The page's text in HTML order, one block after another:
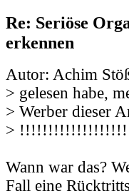
Re: Seriöse
erkennen
Autor: Achim
> gelesen habe,
> Werber dieser
> !!!!!!!!!!!!!!!!!!!
Wann war das?
Fall eine